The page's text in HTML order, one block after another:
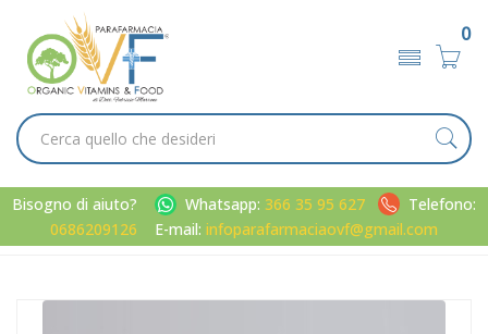
0
Bisogno di aiuto? Whatsapp: 366 35 95 627
Telefono:
0686209126
E-mail: infoparafarmaciaovf@gmail.com
La Bottega della Luna Linea Donna Mooncup Confezione da 1